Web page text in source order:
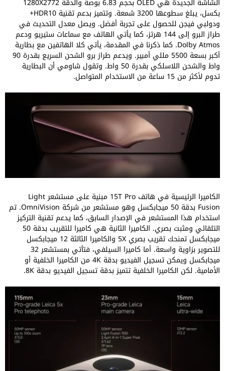
الشاشة الجديدة هي OLED بحجم 6.83 بوصة والدقة 1280X2772
بكسل، يبلغ سطوعها 3200 شمعة. وتتميز بدعم تقنية HDR10+
ودولبي فيجن للحصول على تجربة أفضل. ويصل معدل التحديث في
طراز البرو إلى 144 هرتز، كما يأتي الهاتف مع سماعات ستيريو ودعم
Dolby Atmos. كما ذكرنا في المقدمة، يأتي كلا الهاتفين مع بطارية
أكبر بسعة 5500 مللي أمبير. ويدعم طراز برو الشحن السريع بقدرة 90
واط والشحن اللاسلكي بقدرة 50 واط. وتقول شاومي أن البطارية
تدوم لأكثر من 15 ساعة من الاستخدام المتواصل.
الكاميرا الرئيسية في هاتف 15T Pro مبنية على مستشعر Light
Fusion بدقة 50 ميجابكسل وهو مستشعر من شركة OmniVision. تم
استخدام هذا المستشعر في الإصدار السابق، كما يدعم تقنية التركيز
التلقائي ومثبت بصري. الكاميرا الثانية هي كاميرا للتقريب بدقة 50
ميجابكسل تمنحك تقريب بصري 5X والكاميرا الثالثة 12 ميجابكسل
للتصوير بزاوية واسعة. أما كاميرا السيلفي، فتأتي بمستشعر 32
ميجابكسل ويمكن تسجيل الفيديو بدقة 4K من الكاميرا الخلفية أو
الأمامية. لكن الكاميرا الخلفية تتميز بدقة تسجيل الفيديو بدقة 8K.